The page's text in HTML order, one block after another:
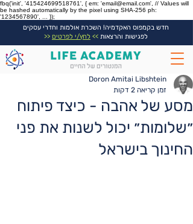
fbq('init', '415424699518761', { em: 'email@email.com', // Values will
be hashed automatically by the pixel using SHA-256 ph:
'1234567890', ... });
חדש בקמפוס האקדמיה! השכרת אולמות וחדרי עסקים
לפגישות והרצאות >> לחץ/י לפרטים <<
מסע של אהבה - כיצד פיתוח
״שלומות״ יכול לשנות את פני
החינוך בישראל
Doron Amitai Libshtein
זמן קריאה 2 דקות